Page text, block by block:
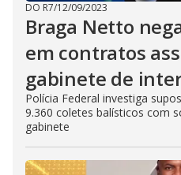
DO R7/12/09/2023
Braga Netto
em contratos
gabinete de
Polícia Federal investiga
9.360 coletes balísticos com
gabinete